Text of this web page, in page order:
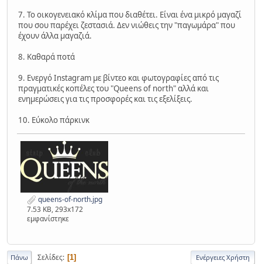
7. Το οικογενειακό κλίμα που διαθέτει. Είναι ένα μικρό μαγαζί
που σου παρέχει ζεστασιά. Δεν νιώθεις την "παγωμάρα" που
έχουν άλλα μαγαζιά.
8. Καθαρά ποτά
9. Ενεργό Instagram με βίντεο και φωτογραφίες από τις
πραγματικές κοπέλες του "Queens of north" αλλά και
ενημερώσεις για τις προσφορές και τις εξελίξεις.
10. Εύκολο πάρκινκ
queens-of-north.jpg
7.53 KB, 293x172
εμφανίστηκε
Πάνω Σελίδες 1 Ενέργειες Χρήστη